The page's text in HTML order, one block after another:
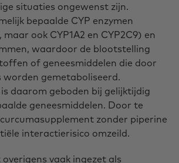
situaties ongewenst zijn.
bepaalde CYP enzymen
ook CYP1A2 en CYP2C9) en
waardoor de blootstelling
of geneesmiddelen die door
worden gemetaboliseerd.
daarom geboden bij gelijktijdig
geneesmiddelen. Door te
zonder piperine
interactierisico omzeild.
vaak ingezet als